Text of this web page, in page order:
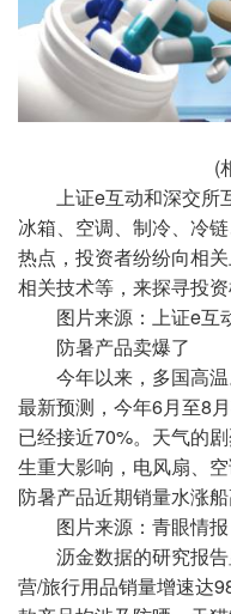
(
上证e互动和深交所
冰箱、空调、制冷、冷
热点，投资者纷纷向相
相关技术等，来探寻投资
图片来源：上证e互
防暑产品卖爆了
今年以来，多国高
最新预测，今年6月至8
已经接近70%。天气的
生重大影响，电风扇、
防暑产品近期销量水涨船
图片来源：青眼情报
沥金数据的研究报
营/旅行用品销量增速达